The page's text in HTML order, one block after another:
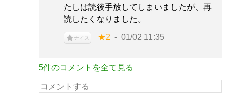
たしは読後手放してしまいましたが、再
読したくなりました。
ナイス ★2 01/02 11:35
5件のコメントを全て見る